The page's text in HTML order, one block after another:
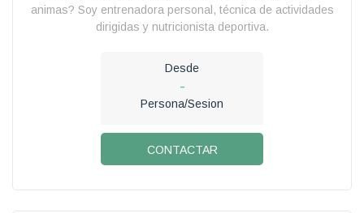
animas? Soy entrenadora personal, técnica de actividades
dirigidas y nutricionista deportiva.
Desde
-
Persona/Sesion
CONTACTAR